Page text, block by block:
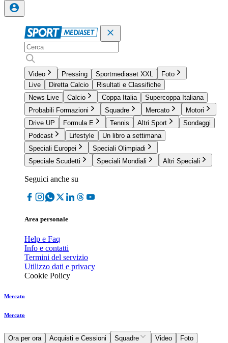
Video Pressing Sportmediaset XXL
Foto
Live
Diretta Calcio
Risultati e Classifiche
News Live
Calcio Coppa Italia
Supercoppa Italiana
Probabili Formazioni
Squadre Mercato
Motori
Drive UP
Formula E Tennis Altri Sport
Sondaggi
Podcast
Lifestyle
Un libro a settimana
Speciali Europei
Speciali Olimpiadi
Speciale Scudetti
Speciali Mondiali Altri Speciali
Seguici anche su
Area personale
Help e Faq
Info e contatti
Termini del servizio
Utilizzo dati e privacy
Cookie Policy
Mercato
Mercato
Ora per ora Acquisti e Cessioni Squadre Video Foto